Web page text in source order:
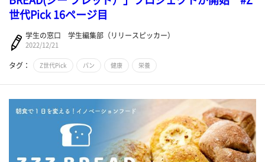
世代Pick 16ページ目
学生の窓口 学生編集部（リリースピッカー）
2022/12/21
タグ： Z世代Pick パン 健康 栄養